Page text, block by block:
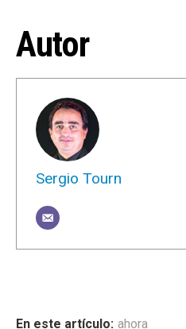
Autor
Sergio Tourn
ahora